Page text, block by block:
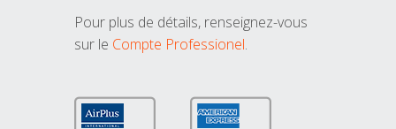
Pour plus de détails, renseignez-vous
sur le Compte Professionel.